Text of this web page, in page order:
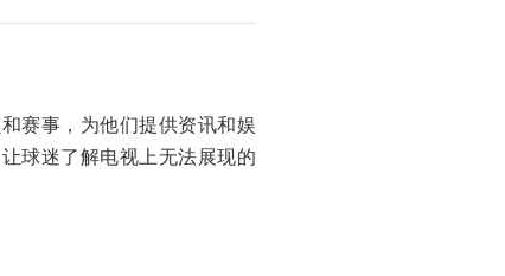
赛事，为他们提供资讯和娱
球迷了解电视上无法展现的